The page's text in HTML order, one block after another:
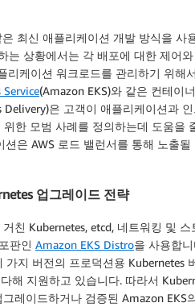
최신 애플리케이션 개발 방식을 사
는 상황에서는 각 배포에 대한 제어
리케이션 워크로드를 관리하기 위해서
(Amazon EKS)와 같은 컨테이
Delivery)은 고객이 애플리케이션과
한 모범 사례를 정의하는데 도움을
은 AWS 로드 밸런서를 통해 노출
업그레이드 전략
친 Kubernetes, etcd, 네트워킹 및
판인 Amazon EKS Distro을 사용합
가지 버전의 프로덕션용 Kubernetes
해 지원하고 있습니다. 따라서
레이드하거나 검증된 Amazon